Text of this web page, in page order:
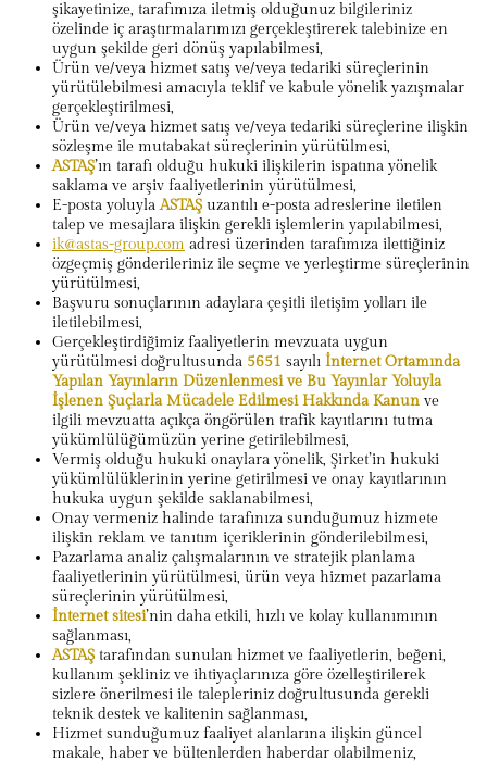
şikayetinize, tarafımıza iletmiş olduğunuz bilgileriniz
özelinde iç araştırmalarımızı gerçekleştirerek talebinize en
uygun şekilde geri dönüş yapılabilmesi,
Ürün ve/veya hizmet satış ve/veya tedariki süreçlerinin
yürütülebilmesi amacıyla teklif ve kabule yönelik yazışmalar
gerçekleştirilmesi,
Ürün ve/veya hizmet satış ve/veya tedariki süreçlerine ilişkin
sözleşme ile mutabakat süreçlerinin yürütülmesi,
ASTAŞ’ın tarafı olduğu hukuki ilişkilerin ispatına yönelik
saklama ve arşiv faaliyetlerinin yürütülmesi,
E-posta yoluylaASTAŞ uzantılı e-posta adreslerine iletilen
talep ve mesajlara ilişkin gerekli işlemlerin yapılabilmesi,
ik@astas-group.com adresi üzerinden tarafımıza ilettiğiniz
özgeçmiş gönderileriniz ile seçme ve yerleştirme süreçlerinin
yürütülmesi,
Başvuru sonuçlarının adaylara çeşitli iletişim yolları ile
iletilebilmesi,
Gerçekleştirdiğimiz faaliyetlerin mevzuata uygun
yürütülmesi doğrultusunda 5651 sayılı İnternet Ortamında
Yapılan Yayınların Düzenlenmesi ve Bu Yayınlar Yoluyla
İşlenen Şuçlarla Mücadele Edilmesi Hakkında Kanun ve
ilgili mevzuatta açıkça öngörülen trafik kayıtlarını tutma
yükümlülüğümüzün yerine getirilebilmesi,
Vermiş olduğu hukuki onaylara yönelik, Şirket’in hukuki
yükümlülüklerinin yerine getirilmesi ve onay kayıtlarının
hukuka uygun şekilde saklanabilmesi,
Onay vermeniz halinde tarafınıza sunduğumuz hizmete
ilişkin reklam ve tanıtım içeriklerinin gönderilebilmesi,
Pazarlama analiz çalışmalarının ve stratejik planlama
faaliyetlerinin yürütülmesi, ürün veya hizmet pazarlama
süreçlerinin yürütülmesi,
İnternet sitesi’nin daha etkili, hızlı ve kolay kullanımının
sağlanması,
ASTAŞ tarafından sunulan hizmet ve faaliyetlerin, beğeni,
kullanım şekliniz ve ihtiyaçlarınıza göre özelleştirilerek
sizlere önerilmesi ile talepleriniz doğrultusunda gerekli
teknik destek ve kalitenin sağlanması,
Hizmet sunduğumuz faaliyet alanlarına ilişkin güncel
makale, haber ve bültenlerden haberdar olabilmeniz,